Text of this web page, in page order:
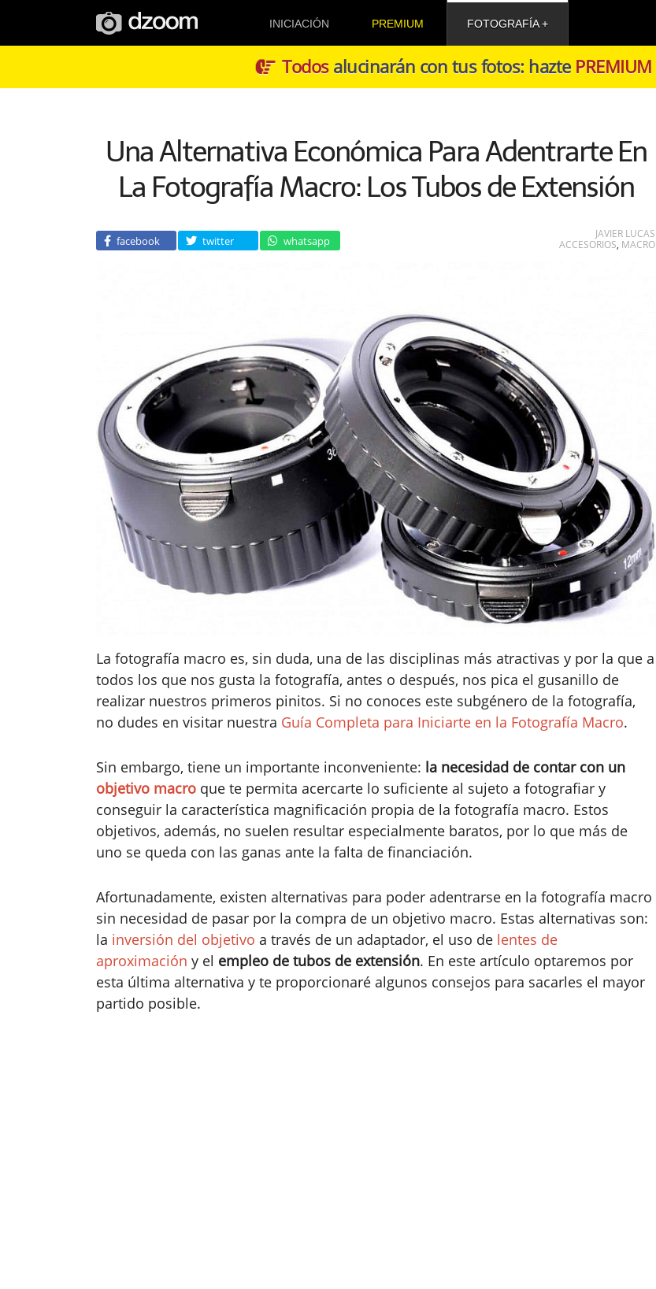
INICIACIÓN PREMIUM FOTOGRAFÍA
Todosalucinarán con tus fotos: hazte PREMIUM
Una Alternativa Económica Para Adentrarte En
La Fotografía Macro: Los Tubos de Extensión
facebook twitter whatsapp
JAVIER LUCAS
ACCESORIOS, MACRO
La fotografía macro es, sin duda, una de las disciplinas más atractivas y por la que a
todos los que nos gusta la fotografía, antes o después, nos pica el gusanillo de
realizar nuestros primeros pinitos. Si no conoces este subgénero de la fotografía,
no dudes en visitar nuestra Guía Completa para Iniciarte en la Fotografía Macro.
Sin embargo, tiene un importante inconveniente: la necesidad de contar con un
objetivo macro que te permita acercarte lo suficiente al sujeto a fotografiar y
conseguir la característica magnificación propia de la fotografía macro. Estos
objetivos, además, no suelen resultar especialmente baratos, por lo que más de
uno se queda con las ganas ante la falta de financiación.
Afortunadamente, existen alternativas para poder adentrarse en la fotografía macro
sin necesidad de pasar por la compra de un objetivo macro. Estas alternativas son:
la inversión del objetivo a través de un adaptador, el uso de lentes de
aproximación y el empleo de tubos de extensión. En este artículo optaremos por
esta última alternativa y te proporcionaré algunos consejos para sacarles el mayor
partido posible.